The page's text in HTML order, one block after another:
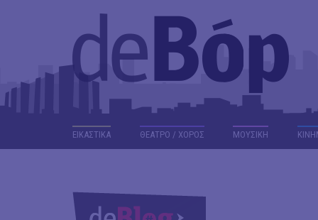
ΕΙΚΑΣΤΙΚΑ ΘΕΑΤΡΟ / ΧΟΡΟΣ ΜΟΥΣΙΚΗ